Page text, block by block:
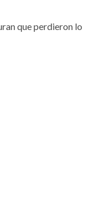
que perdieron lo